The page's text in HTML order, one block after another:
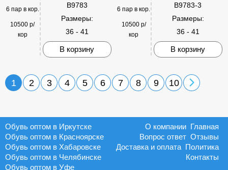
6 пар в кор.
10500 р/
кор
B9783
Размеры:
36 - 41
В корзину
6 пар в кор.
10500 р/
кор
B9783-3
Размеры:
36 - 41
В корзину
1 2 3 4 5 6 7 8 9 10
Обувь оптом в Иркутске
Обувь оптом в Красноярске
Обувь оптом в Хабаровске
Обувь оптом в Челябинске
Обувь оптом в Уфе
Главная
О компании
Отзывы
Вопрос ответ
Политика
Доставка и оплата
Контакты